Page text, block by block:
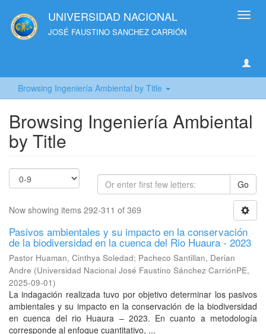
UNIVERSIDAD NACIONAL
JOSÉ FAUSTINO SANCHEZ CARRIÓN
Browsing Ingeniería Ambiental by Title
Browsing Ingeniería Ambiental
by Title
Go
Now showing items 292-311 of 369
Pasivos ambientales y su impacto en la conservación
de la biodiversidad en la cuenca del Rio Huaura - 2023
Pastor Huaman, Cinthya Soledad; Pacheco Santillan, Derian
Andre (Universidad Nacional José Faustino Sánchez CarriónPE,
2025-09-01)
La indagación realizada tuvo por objetivo determinar los pasivos
ambientales y su impacto en la conservación de la biodiversidad
en cuenca del rio Huaura – 2023. En cuanto a metodología
corresponde al enfoque cuantitativo, ...